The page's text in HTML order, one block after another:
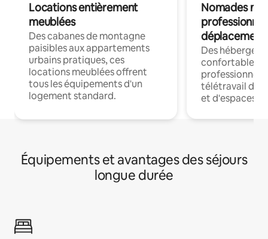
Locations entièrement
meublées
Des cabanes de montagne
paisibles aux appartements
urbains pratiques, ces
locations meublées offrent
tous les équipements d'un
logement standard.
Nomades
déplacement
Des
confortables
professionnels
télétravail
et d'espaces
Équipements et avantages des séjours
longue durée